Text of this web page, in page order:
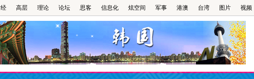
高层 理论 论坛 思客 信息化 炫空间 军事 港澳 台湾 图片 视频